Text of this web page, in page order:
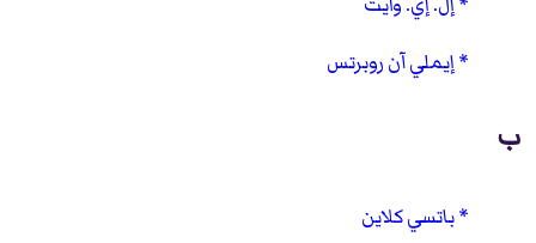
إيملي آن روبرتس
ب
باتسي كلاين